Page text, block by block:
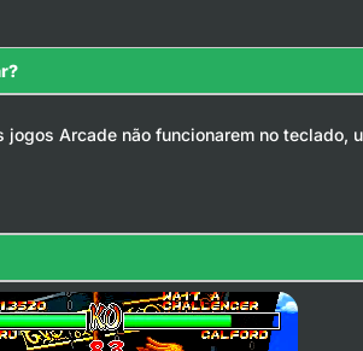
jogos Arcade não funcionarem no teclado,